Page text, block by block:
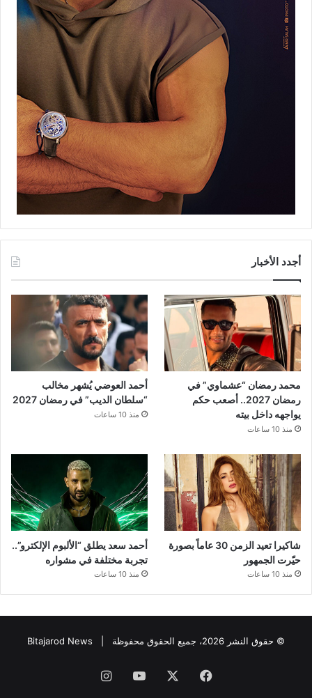
أجدد الأخبار
محمد رمضان “عشماوي” في
رمضان 2027.. أصعب حكم
يواجهه داخل بيته
منذ 10 ساعات
أحمد العوضي يُشهر مخالب
“سلطان الديب” في رمضان 2027
منذ 10 ساعات
شاكيرا تعيد الزمن 30 عاماً بصورة
حيّرت الجمهور
منذ 10 ساعات
أحمد سعد يطلق “الألبوم الإلكترو”..
تجربة مختلفة في مشواره
منذ 10 ساعات
© حقوق النشر 2026، جميع الحقوق محفوظة | Bitajarod News
فيسبوك ‫YouTubeانستقرام